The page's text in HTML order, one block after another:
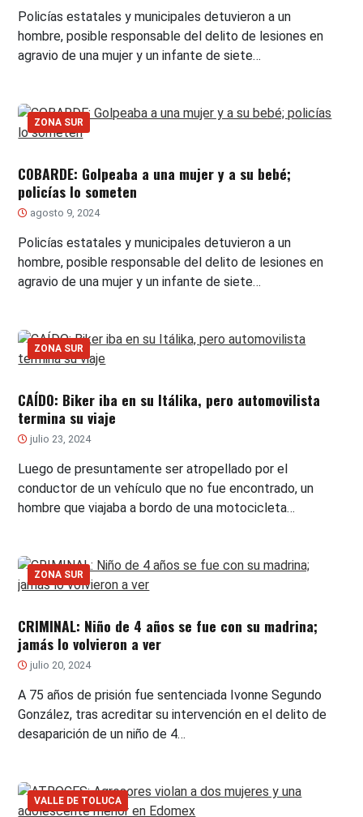
Policías estatales y municipales detuvieron a un
hombre, posible responsable del delito de lesiones en
agravio de una mujer y un infante de siete…
ZONA SUR
COBARDE: Golpeaba a una mujer y a su bebé;
policías lo someten
agosto 9, 2024
Policías estatales y municipales detuvieron a un
hombre, posible responsable del delito de lesiones en
agravio de una mujer y un infante de siete…
ZONA SUR
CAÍDO: Biker iba en su Itálika, pero automovilista
termina su viaje
julio 23, 2024
Luego de presuntamente ser atropellado por el
conductor de un vehículo que no fue encontrado, un
hombre que viajaba a bordo de una motocicleta…
ZONA SUR
CRIMINAL: Niño de 4 años se fue con su madrina;
jamás lo volvieron a ver
julio 20, 2024
A 75 años de prisión fue sentenciada Ivonne Segundo
González, tras acreditar su intervención en el delito de
desaparición de un niño de 4…
VALLE DE TOLUCA